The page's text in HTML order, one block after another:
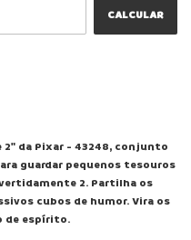
CALCULAR
da Pixar - 43248, conjunto
guardar pequenos tesouros
2. Partilha os
cubos de humor. Vira os
de espírito.